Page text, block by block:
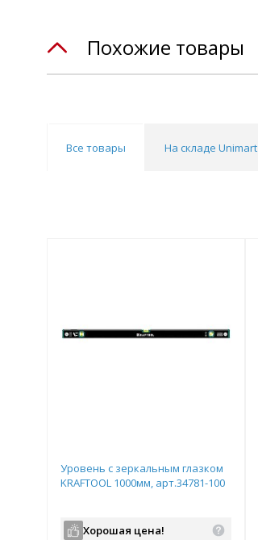
Похожие товары
Все товары На складе Unimart
Уровень с зеркальным глазком
KRAFTOOL 1000мм, арт.34781-100
Хорошая цена!